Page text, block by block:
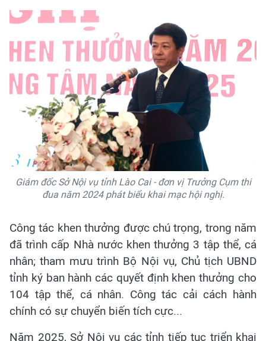
Giám đốc Sở Nội vụ tỉnh Lào Cai - đơn vị Trưởng Cụm thi
đua năm 2024 phát biểu khai mạc hội nghị.
Công tác khen thưởng được chú trọng, trong năm
đã trình cấp Nhà nước khen thưởng 3 tập thể, cá
nhân; tham mưu trình Bộ Nội vụ, Chủ tịch UBND
tỉnh ký ban hành các quyết định khen thưởng cho
104 tập thể, cá nhân. Công tác cải cách hành
chính có sự chuyển biến tích cực...
Năm 2025, Sở Nội vụ các tỉnh tiếp tục triển khai